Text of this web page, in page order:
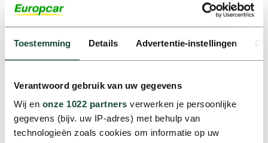
Toestemming Details Advertentie-instellingen
Verantwoord gebruik van uw gegevens
Wij en onze 1022 partners verwerken je persoonlijke
gegevens (bijv. uw IP-adres) met behulp van
technologieën zoals cookies om informatie op uw
Instemming
Ik ga akkoord met het privacybeleid.